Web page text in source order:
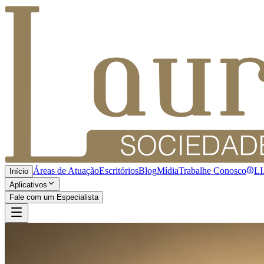
Início Áreas de AtuaçãoEscritóriosBlogMídiaTrabalhe Conosco
Aplicativos
Fale com um Especialista